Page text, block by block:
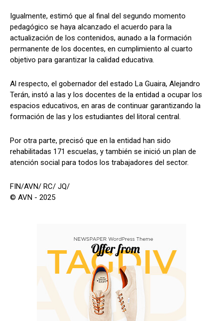
Igualmente, estimó que al final del segundo momento
pedagógico se haya alcanzado el acuerdo para la
actualización de los contenidos, aunado a la formación
permanente de los docentes, en cumplimiento al cuarto
objetivo para garantizar la calidad educativa.
Al respecto, el gobernador del estado La Guaira, Alejandro
Terán, instó a las y los docentes de la entidad a ocupar los
espacios educativos, en aras de continuar garantizando la
formación de las y los estudiantes del litoral central.
Por otra parte, precisó que en la entidad han sido
rehabilitadas 171 escuelas, y también se inició un plan de
atención social para todos los trabajadores del sector.
FIN/AVN/ RC/ JQ/
© AVN - 2025